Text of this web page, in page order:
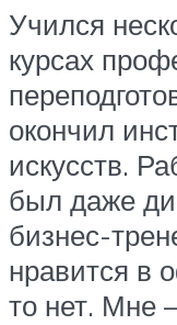
Учился
курсах
окончил
искусств.
был даже
бизнес-
нравится в
то нет. Мне